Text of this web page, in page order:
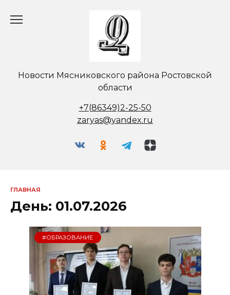
Новости Мясниковского района Ростовской
области
+7(86349)2-25-50
zaryas@yandex.ru
ГЛАВНАЯ
День: 01.07.2026
#ОБРАЗОВАНИЕ